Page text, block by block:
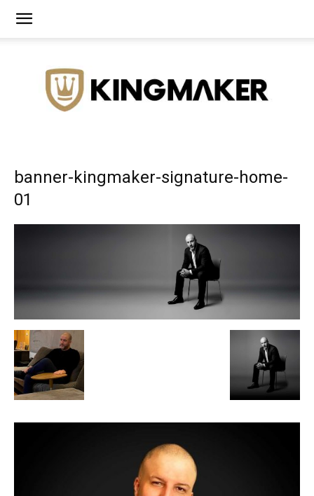
Agência
Branding
Alto
Padrão,
banner-kingmaker-signature-home-
01